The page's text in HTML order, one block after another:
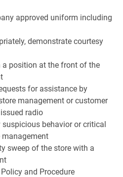
approved uniform including
demonstrate courtesy
position at the front of the
for assistance by
management or customer
radio
suspicious behavior or critical
management
sweep of the store with a
and Procedure